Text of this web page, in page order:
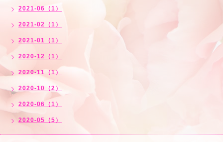
2021-06（1）
2021-02（1）
2021-01（1）
2020-12（1）
2020-11（1）
2020-10（2）
2020-06（1）
2020-05（5）